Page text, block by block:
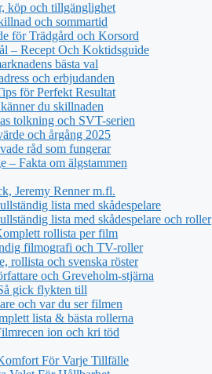
köp och tillgänglighet
och sommartid
för Trädgård och Korsord
– Recept Och Koktidsguide
bästa val
och erbjudanden
för Perfekt Resultat
du skillnaden
tolkning och SVT-serien
och årgång 2025
råd som fungerar
– Fakta om älgstammen
Jeremy Renner m.fl.
lista med skådespelare
lista med skådespelare och roller
rollista per film
filmografi och TV-roller
rollista och svenska röster
och Greveholm-stjärna
gick flykten till
och var du ser filmen
lista & bästa rollerna
ion och kri töd
För Varje Tillfälle